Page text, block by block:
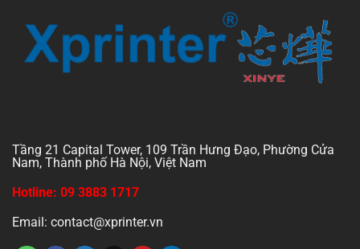
Tầng 21 Capital Tower, 109 Trần Hưng Đạo, Phường Cửa
Nam, Thành phố Hà Nội, Việt Nam
Hotline: 09 3883 1717
Email: contact@xprinter.vn